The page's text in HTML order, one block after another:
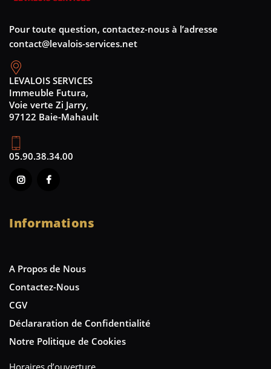
Pour toute question, contactez-nous à l’adresse
contact@levalois-services.net
LEVALOIS SERVICES
Immeuble Futura,
Voie verte Zi Jarry,
97122 Baie-Mahault
05.90.38.34.00
Informations
A Propos de Nous
Contactez-Nous
CGV
Déclararation de Confidentialité
Notre Politique de Cookies
Horaires d’ouverture